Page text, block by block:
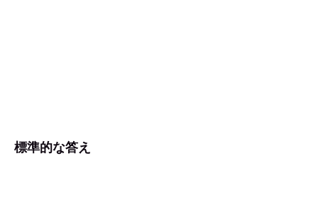
標準的な答え